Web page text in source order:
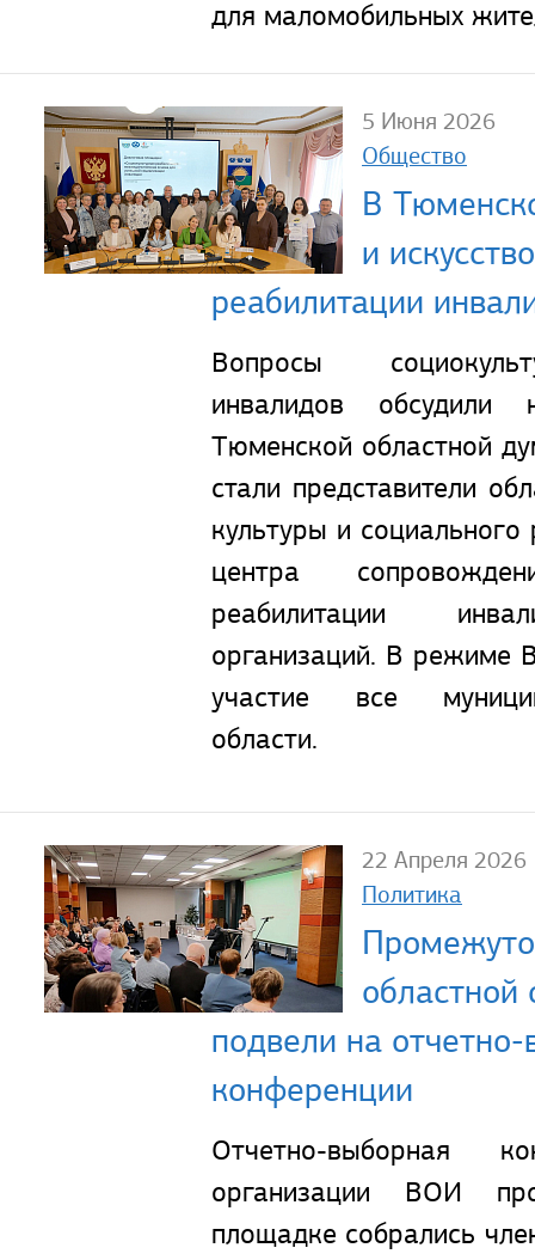
для маломобильных
5 Июня 2026
Общество
В
и
реабилитации
Вопросы
инвалидов
Тюменской областной
стали представители
культуры и социального
центра
реабилитации
организаций. В режиме
участие все
области.
22 Апреля 2026
Политика
подвели на
конференции
Отчетно-выборная
организации ВОИ
площадке собрались